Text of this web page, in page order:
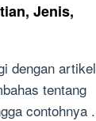
Jenis,
dengan artikel
tentang
contohnya .